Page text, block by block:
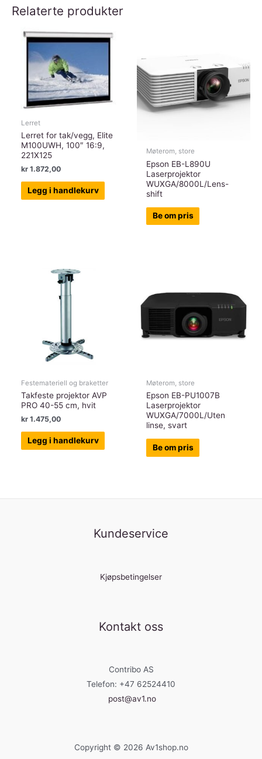
Relaterte produkter
Lerret
Lerret for tak/vegg, Elite
M100UWH, 100″ 16:9,
221X125
kr 1.872,00
Legg i handlekurv
Møterom, store
Epson EB-L890U
Laserprojektor
WUXGA/8000L/Lens-
shift
Be om pris
Festemateriell og braketter
Takfeste projektor AVP
PRO 40-55 cm, hvit
kr 1.475,00
Legg i handlekurv
Møterom, store
Epson EB-PU1007B
Laserprojektor
WUXGA/7000L/Uten
linse, svart
Be om pris
Kundeservice
Kjøpsbetingelser
Kontakt oss
Contribo AS
Telefon: +47 62524410
post@av1.no
Copyright © 2026 Av1shop.no